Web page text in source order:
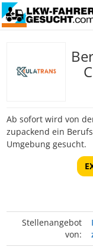
Ab sofort wird von
zupackend ein
Umgebung gesucht.
Stellenangebot
von: